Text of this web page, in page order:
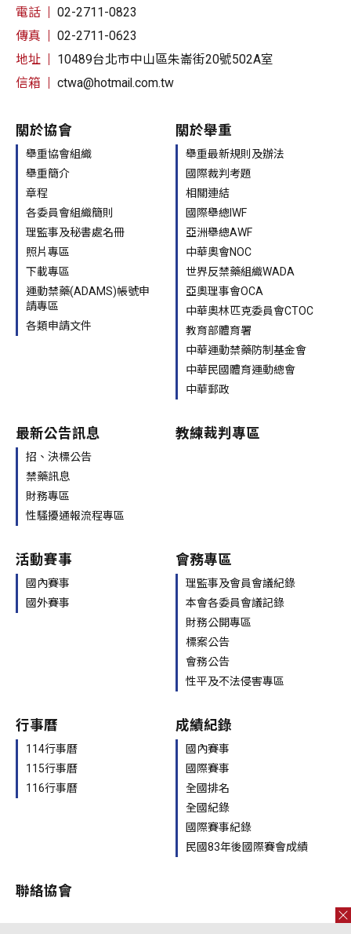
電話
02-2711-0823
傳真
02-2711-0623
地址
10489台北市中山區朱崙街20號502A室
信箱
ctwa@hotmail.com.tw
關於協會
舉重協會組織
舉重簡介
章程
各委員會組織簡則
理監事及秘書處名冊
照片專區
下載專區
運動禁藥(ADAMS)帳號申
請專區
各類申請文件
關於舉重
舉重最新規則及辦法
國際裁判考題
相關連結
國際舉總IWF
亞洲舉總AWF
中華奧會NOC
世界反禁藥組織WADA
亞奧理事會OCA
中華奧林匹克委員會CTOC
教育部體育署
中華運動禁藥防制基金會
中華民國體育運動總會
中華郵政
最新公告訊息
招、決標公告
禁藥訊息
財務專區
性騷擾通報流程專區
教練裁判專區
活動賽事
國內賽事
國外賽事
會務專區
理監事及會員會議紀錄
本會各委員會議記錄
財務公開專區
標案公告
會務公告
性平及不法侵害專區
行事曆
114行事曆
115行事曆
116行事曆
成績紀錄
國內賽事
國際賽事
全國排名
全國紀錄
國際賽事紀錄
民國83年後國際賽會成績
聯絡協會